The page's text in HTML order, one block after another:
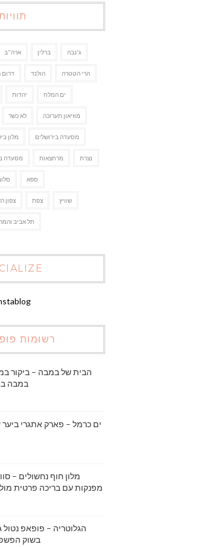
ארה"ב ברלין ג'נבה
דרום הולנד הרי הטטרה
יהדות ים המלח
לא כשר מוזיאון תערוכה
מלון מסעדה בירושלים
מסעדה מרחצאות נצרת
ספא
צפון צפת שוויץ
תל אביב
רשומות
הבית של במבה – ביקור
במבה
ים כרמל – פארק אתגרי ביער
מלון חוף נחשולים –
מפנקות עם בריכה פרטית
הגלוטריה – פופאפ נטול
בשוק